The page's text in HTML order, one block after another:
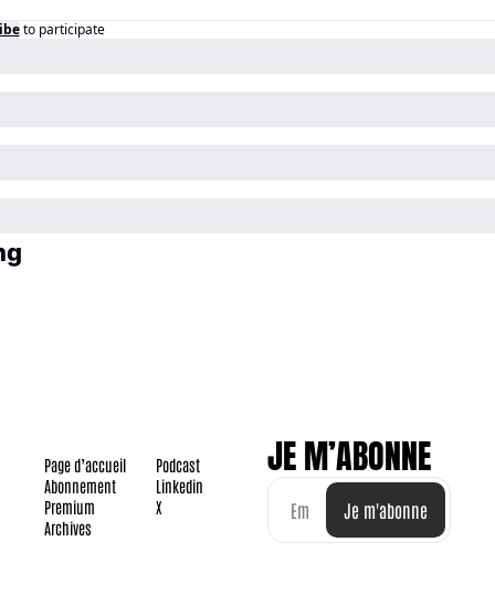
to participate
Page d’accueil
Abonnement
Premium
Archives
Podcast
Linkedin
X
JE M’ABONNE
Je m'abonne